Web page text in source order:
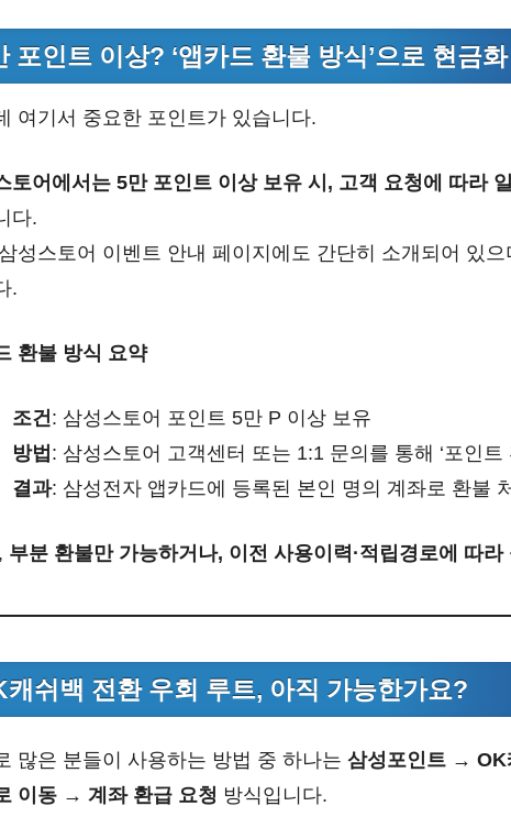
포인트 이상? ‘앱카드 환불 방식’으로 현금
여기서 중요한 포인트가 있습니다.
토어에서는 5만 포인트 이상 보유 시, 고객 요청에 따라
다.
성스토어 이벤트 안내 페이지에도 간단히 소개되어 있
.
환불 방식 요약
조건: 삼성스토어 포인트 5만 P 이상 보유
방법 : 삼성스토어 고객센터 또는 1:1 문의를 통해 ‘포인트
결과: 삼성전자 앱카드에 등록된 본인 명의 계좌로 환불
부분 환불만 가능하거나, 이전 사용이력·적립경로에 따
캐쉬백 전환 우회 루트, 아직 가능한가요?
많은 분들이 사용하는 방법 중 하나는 삼성포인트 → OK
이동 → 계좌 환급 요청 방식입니다.